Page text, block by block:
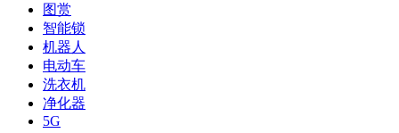
图赏
智能锁
机器人
电动车
洗衣机
净化器
5G